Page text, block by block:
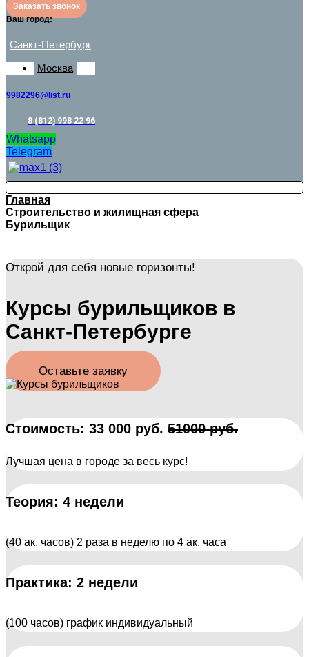
Заказать звонок
Ваш город:
Санкт-Петербург
Москва
9982296@list.ru
8 (812) 998 22 96
Whatsapp
Telegram
Главная
Строительство и жилищная сфера
Бурильщик
Открой для себя новые горизонты!
Курсы бурильщиков в
Санкт-Петербурге
Оставьте заявку
Стоимость: 33 000 руб. 51000 руб.
Лучшая цена в городе за весь курс!
Теория: 4 недели
(40 ак. часов) 2 раза в неделю по 4 ак. часа
Практика: 2 недели
(100 часов) график индивидуальный